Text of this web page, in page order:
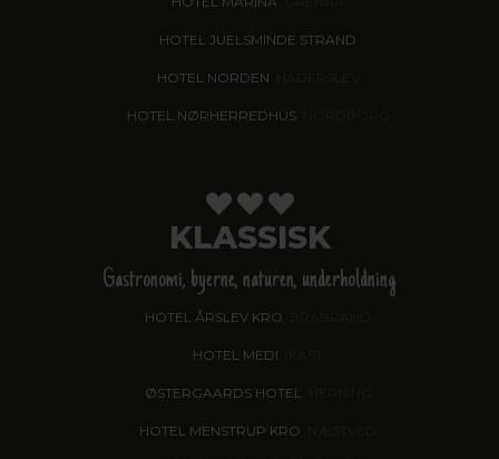
HOTEL JUELSMINDE STRAND
HOTEL NORDEN
HOTEL NØRHERREDHUS, NORDBORG
KLASSISK
Gastronomi, byerne, naturen, underholdning
HOTEL ÅRSLEV KRO
HOTEL MEDI
ØSTERGAARDS HOTEL, HERNING
HOTEL MENSTRUP KRO